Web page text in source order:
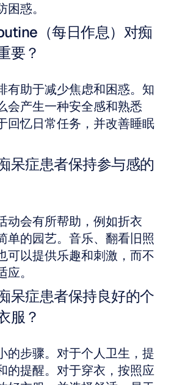
惑。
（每日作息）对痴
要？
有助于减少焦虑和困惑。知
会产生一种安全感和熟悉
回忆日常任务，并改善睡眠
呆症患者保持参与感的
动会有所帮助，例如折衣
单的园艺。音乐、翻看旧照
可以提供乐趣和刺激，而不
。
呆症患者保持良好的个
服？
的步骤。对于个人卫生，提
的提醒。对于穿衣，按照应